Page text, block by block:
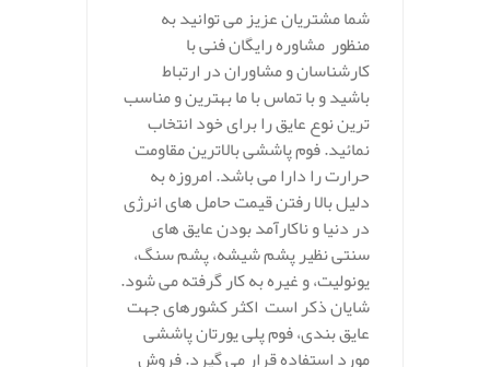
شما مشتریان عزیز می توانید به
منظور مشاوره رایگان فنی با
کارشناسان و مشاوران در ارتباط
باشید و با تماس با ما بهترین و مناسب
ترین نوع عایق را برای خود انتخاب
نمائید. فوم پاششی بالاترین مقاومت
حرارت را دارا می باشد. امروزه به
دلیل بالا رفتن قیمت حامل های انرژی
در دنیا و ناکارآمد بودن عایق های
سنتی نظیر پشم شیشه، پشم سنگ،
یونولیت، و غیره به کار گرفته می شود.
شایان ذکر است اکثر کشورهای جهت
عایق بندی، فوم پلی یورتان پاششی
مورد استفاده قرار می گیرد. فروش